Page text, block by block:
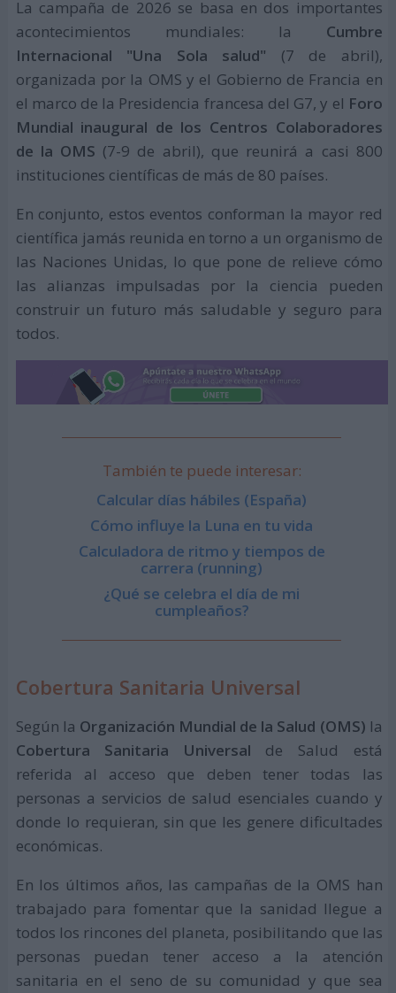
La campaña de 2026 se basa en dos importantes
acontecimientos mundiales: la Cumbre
Internacional "Una Sola salud" (7 de abril),
organizada por la OMS y el Gobierno de Francia en
el marco de la Presidencia francesa del G7, y el Foro
Mundial inaugural de los Centros Colaboradores
de la OMS (7-9 de abril), que reunirá a casi 800
instituciones científicas de más de 80 países.
En conjunto, estos eventos conforman la mayor red
científica jamás reunida en torno a un organismo de
las Naciones Unidas, lo que pone de relieve cómo
las alianzas impulsadas por la ciencia pueden
construir un futuro más saludable y seguro para
todos.
También te puede interesar:
Calcular días hábiles (España)
Cómo influye la Luna en tu vida
Calculadora de ritmo y tiempos de
carrera (running)
¿Qué se celebra el día de mi
cumpleaños?
Cobertura Sanitaria Universal
Según la Organización Mundial de la Salud (OMS) la
Cobertura Sanitaria Universal de Salud está
referida al acceso que deben tener todas las
personas a servicios de salud esenciales cuando y
donde lo requieran, sin que les genere dificultades
económicas.
En los últimos años, las campañas de la OMS han
trabajado para fomentar que la sanidad llegue a
todos los rincones del planeta, posibilitando que las
personas puedan tener acceso a la atención
sanitaria en el seno de su comunidad y que sea